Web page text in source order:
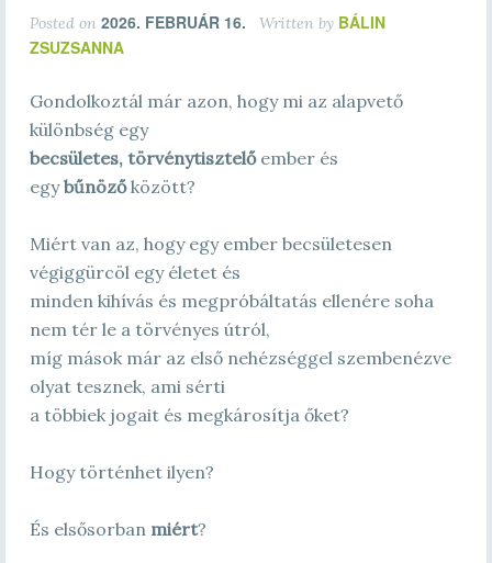
Posted on 2026. FEBRUÁR 16. Written by BÁLIN
ZSUZSANNA
Gondolkoztál már azon, hogy mi az alapvető
különbség egy
becsületes, törvénytisztelőember és
egybűnözőközött?
Miért van az, hogy egy ember becsületesen
végiggürcöl egy életet és
minden kihívás és megpróbáltatás ellenére soha
nem tér le a törvényes útról,
míg mások már az első nehézséggel szembenézve
olyat tesznek, ami sérti
a többiek jogait és megkárosítja őket?
Hogy történhet ilyen?
És elsősorban miért?